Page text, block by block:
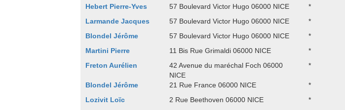
Hebert Pierre-Yves
57 Boulevard Victor Hugo 06000 NICE
*
Larmande Jacques
57 Boulevard Victor Hugo 06000 NICE
*
Blondel Jérôme
57 Boulevard Victor Hugo 06000 NICE
*
Martini Pierre
11 Bis Rue Grimaldi 06000 NICE
*
Freton Aurélien
42 Avenue du maréchal Foch 06000
NICE
*
Blondel Jérôme 21 Rue France 06000 NICE
*
Lozivit Loïc
2 Rue Beethoven 06000 NICE
*